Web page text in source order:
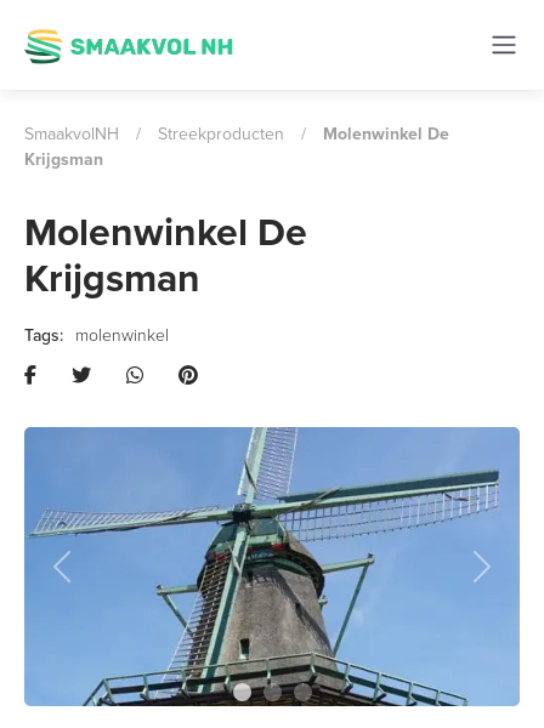
SmaakvolNH / Streekproducten /
Molenwinkel De
Krijgsman
Molenwinkel De
Krijgsman
molenwinkel
Previous Next